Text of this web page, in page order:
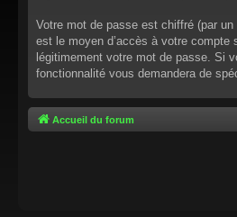
Votre mot de passe est chiffré (par
est le moyen d’accès à votre
légitimement votre mot de passe. Si
fonctionnalité vous demandera de
Accueil du forum